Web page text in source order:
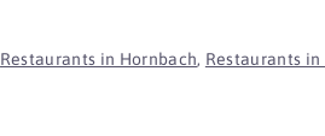
Restaurants in Hornbach, Restaurants